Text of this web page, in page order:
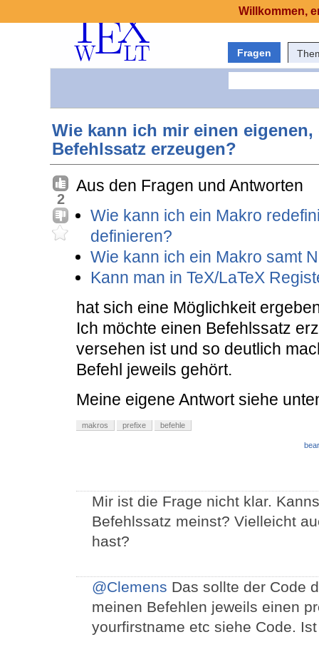
Fragen
Wie kann ich mir einen
Befehlssatz erzeugen?
2
Aus den Fragen und Antworten
Wie kann ich ein Makro
definieren?
Wie kann ich ein Makro samt
Kann man in TeX/LaTeX
hat sich eine Möglichkeit
Ich möchte einen Befehlssatz
versehen ist und so deutlich
Befehl jeweils gehört.
Meine eigene Antwort siehe
makros prefixe befehle
Mir ist die Frage nicht klar.
Befehlssatz meinst? Vielleicht
hast?
@Clemens Das sollte der Code
meinen Befehlen jeweils einen
yourfirstname etc siehe Code.
Willkommen,